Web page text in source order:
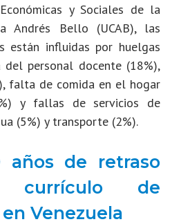
y Sociales de la
Andrés Bello (UCAB), las
están influidas por huelgas
del personal docente (18%),
falta de comida en el hogar
y fallas de servicios de
(5%) y transporte (2%).
años de retraso
de
Venezuela